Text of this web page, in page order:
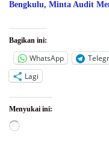
Bengkulu, Minta Audit
Bagikan ini:
WhatsApp
Lagi
Menyukai ini:
Memuat...